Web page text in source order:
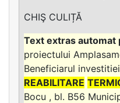
CHIŞ CULIȚĂ
proiectului
Beneficiarul
REABILITARE
Bocu , bl. B56